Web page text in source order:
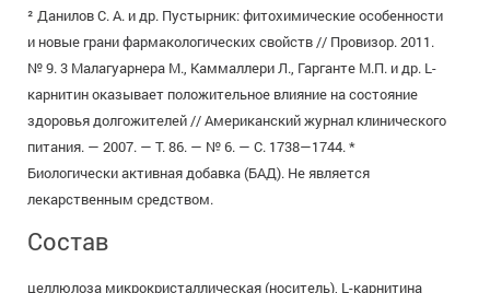
² Данилов С. А. и др. Пустырник: фитохимические особенности
и новые грани фармакологических свойств // Провизор. 2011.
№ 9. 3 Малагуарнера М., Каммаллери Л., Гарганте М.П. и др. L-
карнитин оказывает положительное влияние на состояние
здоровья долгожителей // Американский журнал клинического
питания. — 2007. — Т. 86. — № 6. — С. 1738—1744. *
Биологически активная добавка (БАД). Не является
лекарственным средством.
Состав
целлюлоза микрокристаллическая (носитель), L-карнитина